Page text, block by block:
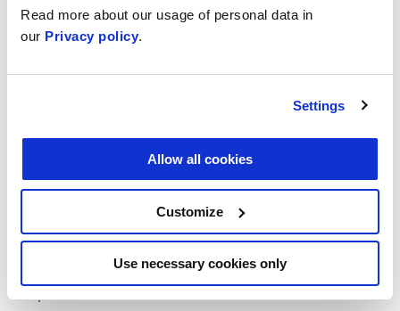
Read more about our usage of personal data in
our Privacy policy.
Settings
Allow all cookies
Customize
Use necessary cookies only
av fukt i atmosfären. Bild enligt källa 10.
Marken består av både envattenomättadoch en
. Den omättade markzonen
fungerar som en port mellan atmosfären och
grundvattnet: via den filtreras en del av
regnvattnet ner i grundvattnet, och en del av
grundvattnet återgår via markens ytskikt tillbaka
till atmosfären.